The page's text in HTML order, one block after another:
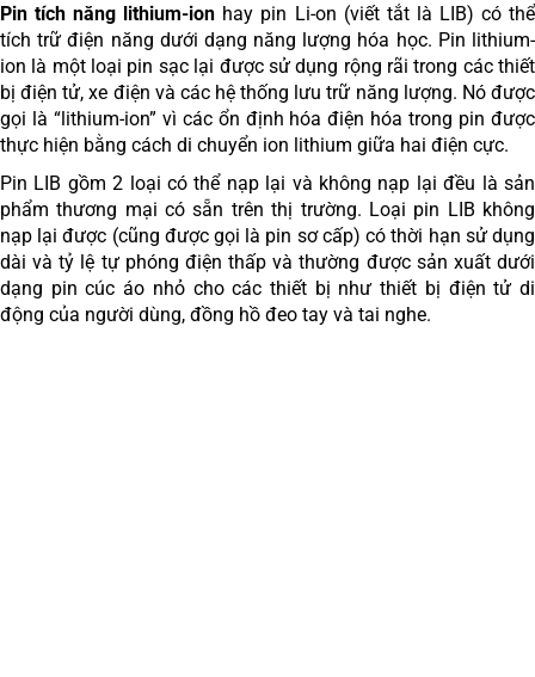
Pin tích năng lithium-ion hay pin Li-on (viết tắt là LIB) có thể
tích trữ điện năng dưới dạng năng lượng hóa học. Pin lithium-
ion là một loại pin sạc lại được sử dụng rộng rãi trong các thiết
bị điện tử, xe điện và các hệ thống lưu trữ năng lượng. Nó được
gọi là “lithium-ion” vì các ổn định hóa điện hóa trong pin được
thực hiện bằng cách di chuyển ion lithium giữa hai điện cực.
Pin LIB gồm 2 loại có thể nạp lại và không nạp lại đều là sản
phẩm thương mại có sẵn trên thị trường. Loại pin LIB không
nạp lại được (cũng được gọi là pin sơ cấp) có thời hạn sử dụng
dài và tỷ lệ tự phóng điện thấp và thường được sản xuất dưới
dạng pin cúc áo nhỏ cho các thiết bị như thiết bị điện tử di
động của người dùng, đồng hồ đeo tay và tai nghe.